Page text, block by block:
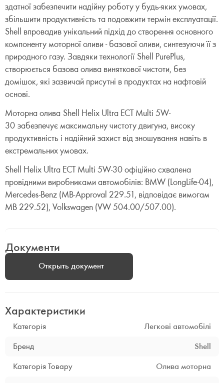
здатної забезпечити надійну роботу у будь-яких умовах,
збільшити продуктивність та подовжити термін експлуатації.
Shell впровадив унікальний підхід до створення основного
компоненту моторної оливи - базової оливи, синтезуючи її з
природного газу. Завдяки технології Shell PurePlus,
створюється базова олива виняткової чистоти, без
домішок, які зазвичай присутні в продуктах на нафтовій
основі.
Моторна олива Shell Helix Ultra ECT Multi 5W-
30 забезпечує максимальну чистоту двигуна, високу
продуктивність і надійний захист від зношування навіть в
екстремальних умовах.
Shell Helix Ultra ECT Multi 5W-30 офіційно схвалена
провідними виробниками автомобілів: BMW (LongLife-04),
Mercedes-Benz (MB-Approval 229.51, відповідає вимогам
MB 229.52), Volkswagen (VW 504.00/507.00).
Документи
Открыть документ
Характеристики
Категорія
Легкові автомобілі
Бренд
Shell
Категорія Товару
Олива моторна